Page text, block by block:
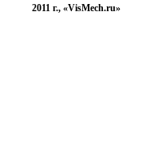
2011 г., «VisMech.ru»